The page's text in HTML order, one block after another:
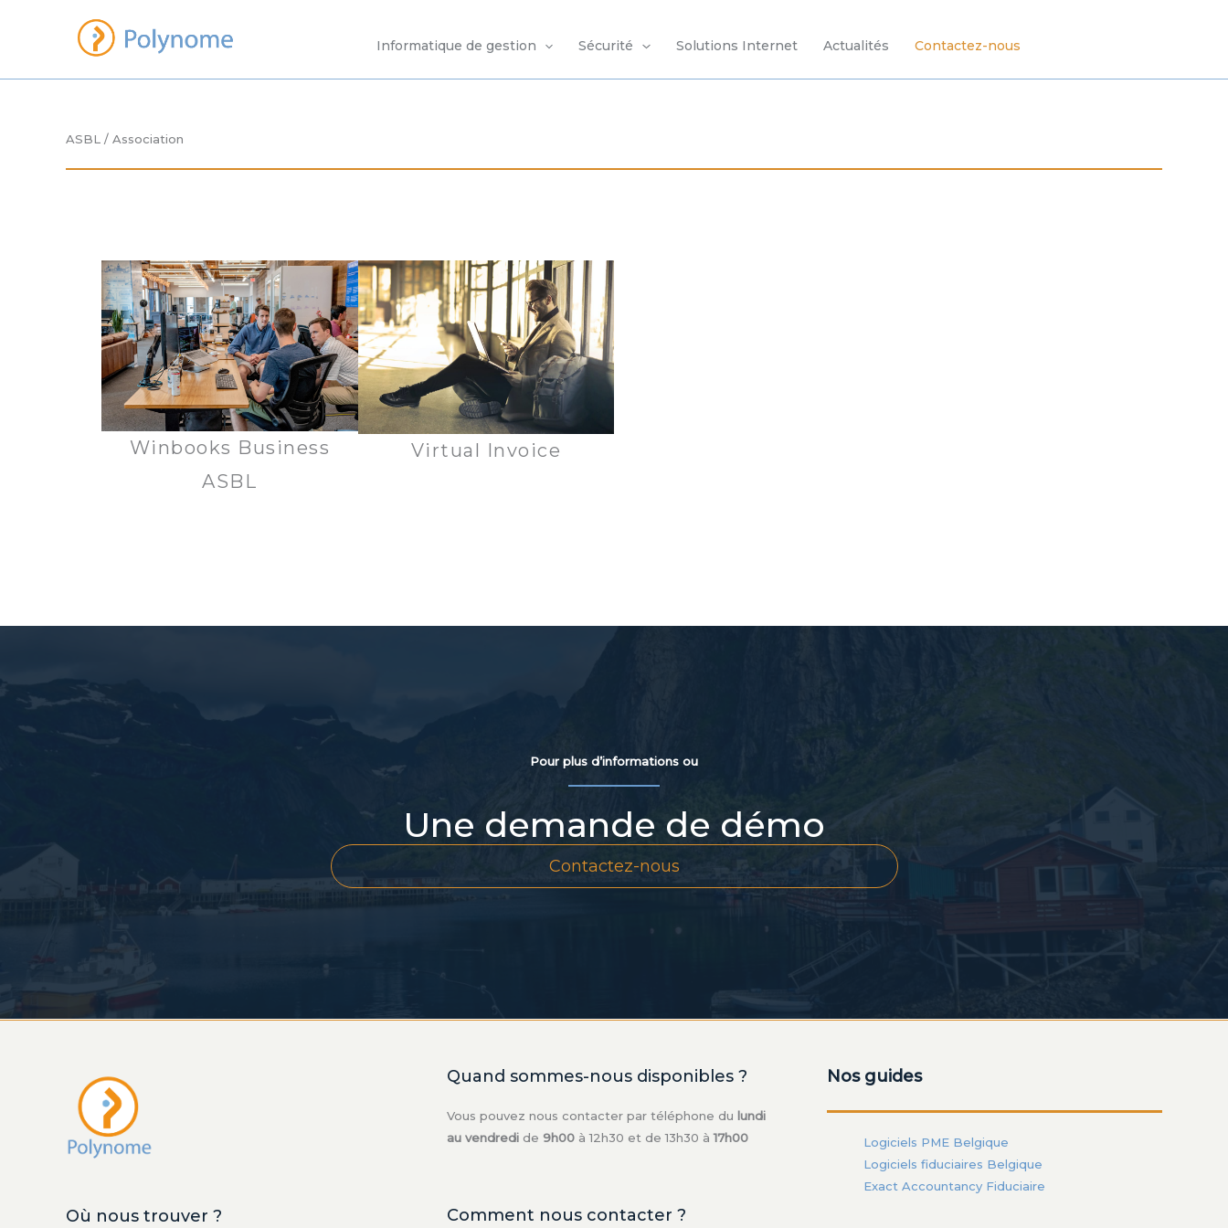
Informatique de gestion Sécurité Solutions Internet Actualités Contactez-nous
ASBL / Association
Winbooks Business
ASBL
Virtual Invoice
Pour plus d’informations ou
Une demande de démo
Contactez-nous
Où nous trouver ?
Quand sommes-nous disponibles ?
Vous pouvez nous contacter par téléphone du lundi
au vendredide 9h00 à 12h30 et de 13h30 à17h00
Comment nous contacter ?
Nos guides
Logiciels PME Belgique
Logiciels fiduciaires Belgique
Exact Accountancy Fiduciaire